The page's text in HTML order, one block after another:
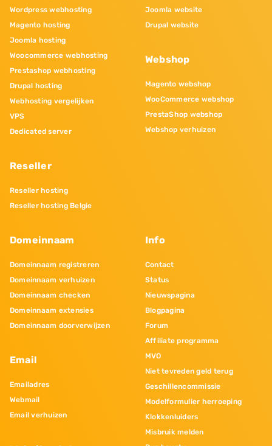
Wordpress webhosting
Magento hosting
Joomla hosting
Woocommerce webhosting
Prestashop webhosting
Drupal hosting
Webhosting vergelijken
VPS
Dedicated server
Reseller
Reseller hosting
Reseller hosting Belgie
Joomla website
Drupal website
Webshop
Magento webshop
WooCommerce webshop
PrestaShop webshop
Webshop verhuizen
Domeinnaam
Domeinnaam registreren
Domeinnaam verhuizen
Domeinnaam checken
Domeinnaam extensies
Domeinnaam doorverwijzen
Email
Emailadres
Webmail
Email verhuizen
Info
Contact
Status
Nieuwspagina
Blogpagina
Forum
Affiliate programma
MVO
Niet tevreden geld terug
Geschillencommissie
Modelformulier herroeping
Klokkenluiders
Misbruik melden